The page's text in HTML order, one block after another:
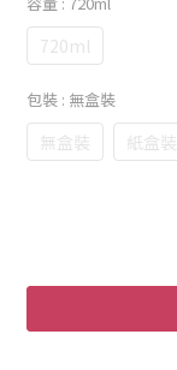
720ml
包裝 : 無盒裝
無盒裝 紙盒裝